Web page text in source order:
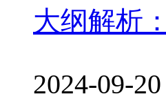
大纲解析
2024-09-20